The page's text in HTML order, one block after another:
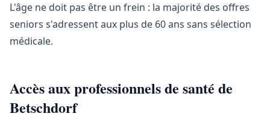
L'âge ne doit pas être un frein : la majorité des offres
seniors s'adressent aux plus de 60 ans sans sélection
médicale.
Accès aux professionnels de santé de
Betschdorf